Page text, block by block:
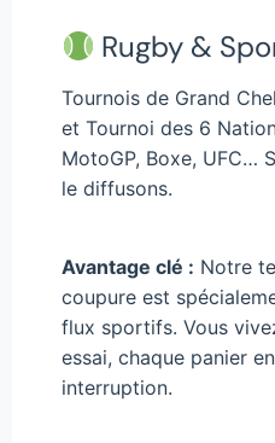
Rugby &
Tournois de Grand
et Tournoi des 6
MotoGP, Boxe, UFC…
le diffusons.
Avantage clé : Notre
coupure est
flux sportifs. Vous
essai, chaque panier
interruption.